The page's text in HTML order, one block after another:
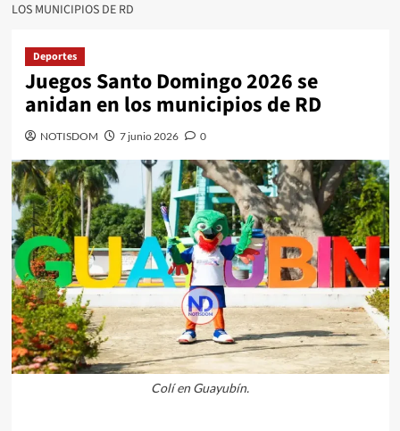
LOS MUNICIPIOS DE RD
Deportes
Juegos Santo Domingo 2026 se
anidan en los municipios de RD
NOTISDOM 7 junio 2026 0
Colí en Guayubín.